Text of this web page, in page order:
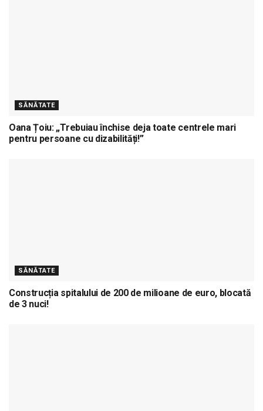
SĂNĂTATE
Oana Țoiu: „Trebuiau închise deja toate centrele mari
pentru persoane cu dizabilități!”
SĂNĂTATE
Construcția spitalului de 200 de milioane de euro, blocată
de 3 nuci!